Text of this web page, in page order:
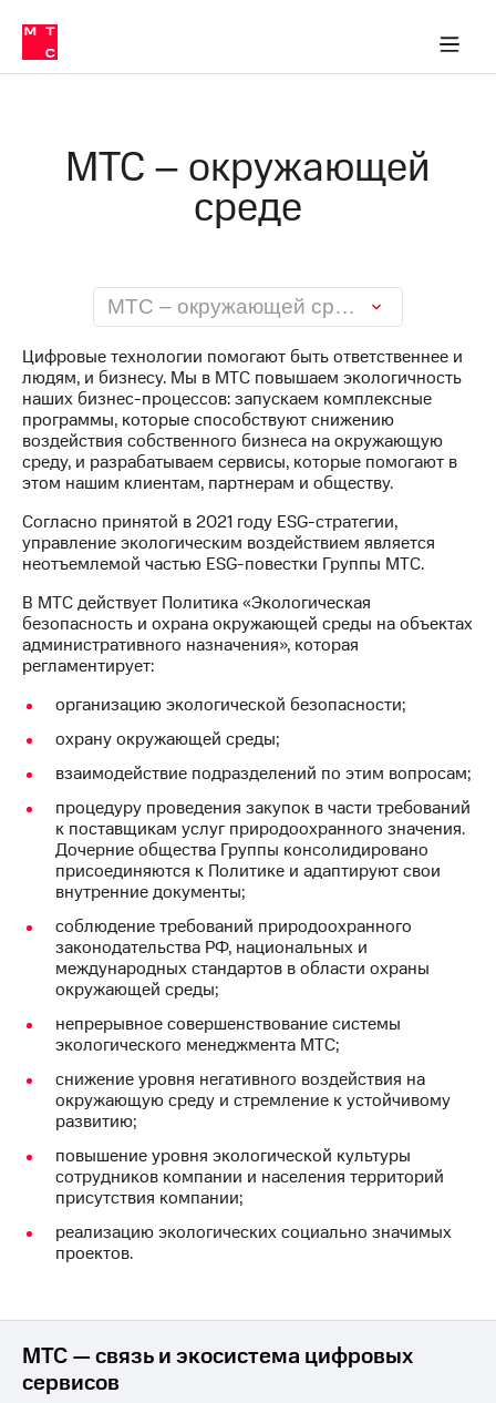
Медиа-центр
и акционерам
Устойчивое развитие
Комплаенс и деловая этика
компании
Карьера
в МТС
региона
информация
Контакты
Медиа-центр
Пресс-
релизы
МТС
о технологиях
Достижения
Интервью
Финансовая
отчетность
Контакты
Новости
в
регионе
и акционерам
Корпоративное
Корпоративный
секретарь
Раскрытие
информации
Информация
Документы
ПАО
"МТС"
акционеров
Личный
кабинет
акционера
Акционерный
Рынок
акций
в МТС
МТС – окружающей
среде
МТС – окружающей среде
Цифровые технологии помогают быть ответственнее и
людям, и бизнесу. Мы в МТС повышаем экологичность
наших бизнес-процессов: запускаем комплексные
программы, которые способствуют снижению
воздействия собственного бизнеса на окружающую
среду, и разрабатываем сервисы, которые помогают в
этом нашим клиентам, партнерам и обществу.
Согласно принятой в 2021 году ESG-стратегии,
управление экологическим воздействием является
неотъемлемой частью ESG-повестки Группы МТС.
В МТС действует Политика «Экологическая
безопасность и охрана окружающей среды на объектах
административного назначения», которая
регламентирует:
организацию экологической безопасности;
охрану окружающей среды;
взаимодействие подразделений по этим вопросам;
процедуру проведения закупок в части требований
к поставщикам услуг природоохранного значения.
Дочерние общества Группы консолидировано
присоединяются к Политике и адаптируют свои
внутренние документы;
соблюдение требований природоохранного
законодательства РФ, национальных и
международных стандартов в области охраны
окружающей среды;
непрерывное совершенствование системы
экологического менеджмента МТС;
снижение уровня негативного воздействия на
окружающую среду и стремление к устойчивому
развитию;
повышение уровня экологической культуры
сотрудников компании и населения территорий
присутствия компании;
реализацию экологических социально значимых
проектов.
МТС — связь и экосистема цифровых
сервисов